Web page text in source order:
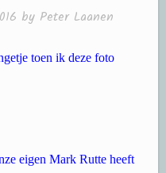
by Peter Laanen
toen ik deze foto
eigen Mark Rutte heeft